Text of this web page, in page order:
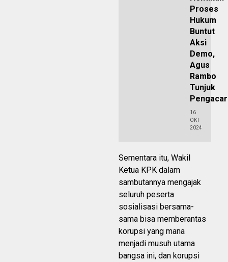
Proses
Hukum
Buntut
Aksi
Demo,
Agus
Rambo
Tunjuk
16
OKT
2024
Sementara itu, Wakil
Ketua KPK dalam
sambutannya mengajak
seluruh peserta
sosialisasi bersama-
sama bisa memberantas
korupsi yang mana
menjadi musuh utama
bangsa ini, dan korupsi